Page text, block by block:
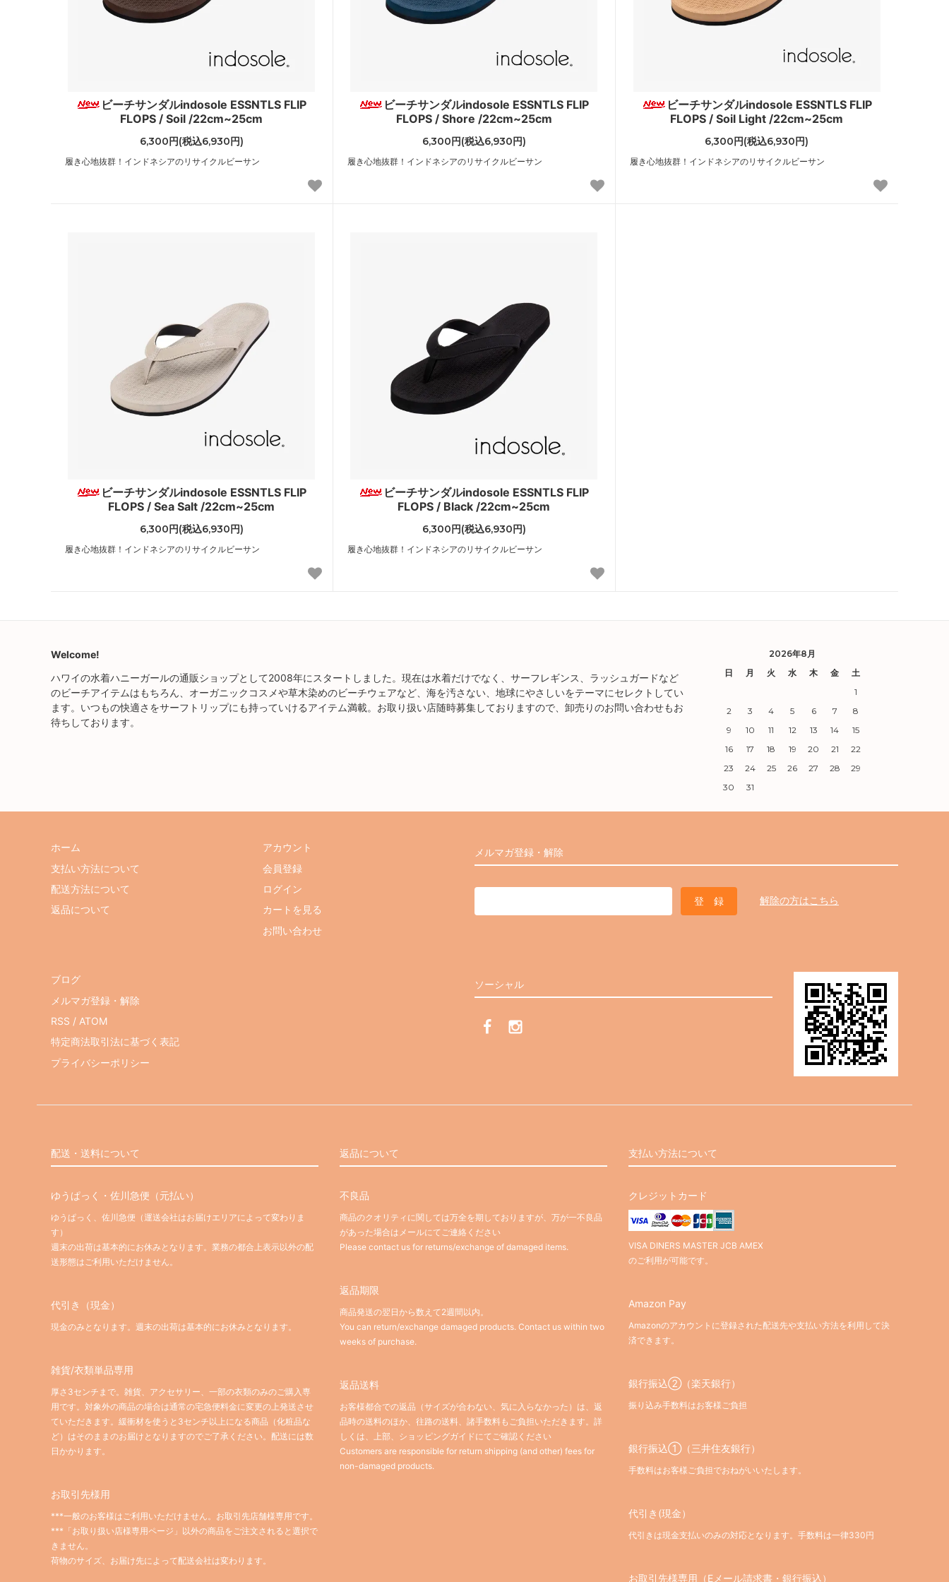
ビーチサンダルindosole ESSNTLS FLIP
FLOPS / Soil /22cm~25cm
6,300円(税込6,930円)
履き心地抜群！インドネシアのリサイクルビーサン
ビーチサンダルindosole ESSNTLS FLIP
FLOPS / Shore /22cm~25cm
6,300円(税込6,930円)
履き心地抜群！インドネシアのリサイクルビーサン
ビーチサンダルindosole ESSNTLS FLIP
FLOPS / Soil Light /22cm~25cm
6,300円(税込6,930円)
履き心地抜群！インドネシアのリサイクルビーサン
ビーチサンダルindosole ESSNTLS FLIP
FLOPS / Sea Salt /22cm~25cm
6,300円(税込6,930円)
履き心地抜群！インドネシアのリサイクルビーサン
ビーチサンダルindosole ESSNTLS FLIP
FLOPS / Black /22cm~25cm
6,300円(税込6,930円)
履き心地抜群！インドネシアのリサイクルビーサン
Welcome!
ハワイの水着ハニーガールの通販ショップとして2008年にスタートしました。現在は水着だけでなく、サーフレギンス、ラッシュガードなど
のビーチアイテムはもちろん、オーガニックコスメや草木染めのビーチウェアなど、海を汚さない、地球にやさしいをテーマにセレクトしてい
ます。いつもの快適さをサーフトリップにも持っていけるアイテム満載。お取り扱い店随時募集しておりますので、卸売りのお問い合わせもお
待ちしております。
2026年8月
日
月 火 水 木 金
土
1
2
3 4 5 6 7
8
9
10 11 12 13 14
15
16
17 18 19 20 21
22
23
24 25 26 27 28
29
30
31
メルマガ登録・解除
解除の方はこちら
ホーム
支払い方法について
配送方法について
返品について
アカウント
会員登録
ログイン
カートを見る
お問い合わせ
ソーシャル
ブログ
メルマガ登録・解除
RSS / ATOM
特定商法取引法に基づく表記
プライバシーポリシー
配送・送料について
ゆうぱっく・佐川急便（元払い）
ゆうぱっく、佐川急便（運送会社はお届けエリアによって変わりま
す）
週末の出荷は基本的にお休みとなります。業務の都合上表示以外の配
送形態はご利用いただけません。
代引き（現金）
現金のみとなります。週末の出荷は基本的にお休みとなります。
雑貨/衣類単品専用
厚さ3センチまで。雑貨、アクセサリー、一部の衣類のみのご購入専
用です。対象外の商品の場合は通常の宅急便料金に変更の上発送させ
ていただきます。緩衝材を使うと3センチ以上になる商品（化粧品な
ど）はそのままのお届けとなりますのでご了承ください。配送には数
日かかります。
お取引先様用
***一般のお客様はご利用いただけません。お取引先店舗様専用です。
***「お取り扱い店様専用ページ」以外の商品をご注文されると選択で
きません。
荷物のサイズ、お届け先によって配送会社は変わります。
返品について
不良品
商品のクオリティに関しては万全を期しておりますが、万が一不良品
があった場合はメールにてご連絡ください
Please contact us for returns/exchange of damaged items.
返品期限
商品発送の翌日から数えて2週間以内。
You can return/exchange damaged products. Contact us within two
weeks of purchase.
返品送料
お客様都合での返品（サイズが合わない、気に入らなかった）は、返
品時の送料のほか、往路の送料、諸手数料もご負担いただきます。詳
しくは、上部、ショッピングガイドにてご確認ください
Customers are responsible for return shipping (and other) fees for
non-damaged products.
支払い方法について
クレジットカード
VISA DINERS MASTER JCB AMEX
のご利用が可能です。
Amazon Pay
Amazonのアカウントに登録された配送先や支払い方法を利用して決
済できます。
銀行振込②（楽天銀行）
振り込み手数料はお客様ご負担
銀行振込①（三井住友銀行）
手数料はお客様ご負担でおねがいいたします。
代引き(現金）
代引きは現金支払いのみの対応となります。手数料は一律330円
お取引先様専用（Eメール請求書・銀行振込）